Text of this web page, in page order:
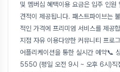
및 멤버십 혜택이용 요금은 입주 인
견적이 제공됩니다. 패스트파이브는
적인 가격에 프리미엄 서비스를 제공
지점 자유 이용다양한 커뮤니티 프로
어플리케이션을 통한 실시간 예약📞
5550 (평일 오전 9시 ~ 오후 6시)직